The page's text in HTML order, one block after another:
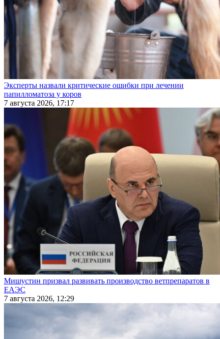
Эксперты назвали критические ошибки при лечении
папилломатоза у коров
7 августа 2026, 17:17
Мишустин призвал развивать производство ветпрепаратов в
ЕАЭС
7 августа 2026, 12:29